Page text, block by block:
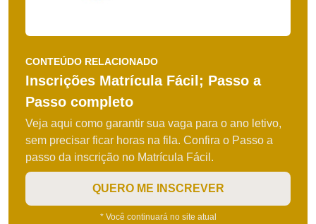
CONTEÚDO RELACIONADO
Inscrições Matrícula Fácil; Passo a
Passo completo
Veja aqui como garantir sua vaga para o ano letivo,
sem precisar ficar horas na fila. Confira o Passo a
passo da inscrição no Matrícula Fácil.
QUERO ME INSCREVER
* Você continuará no site atual